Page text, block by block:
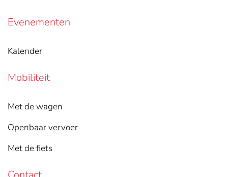
Evenementen
Kalender
Mobiliteit
Met de wagen
Openbaar vervoer
Met de fiets